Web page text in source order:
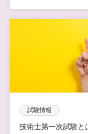
試験情報
技術士第一次試験と